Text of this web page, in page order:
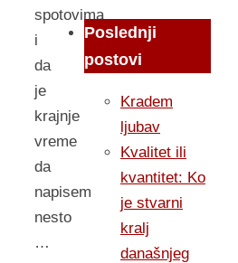
spotovima
i
da
je
krajnje
vreme
da
napisem
nesto
…
Poslednji
postovi
Kradem
ljubav
Kvalitet ili
kvantitet: Ko
je stvarni
kralj
današnjeg